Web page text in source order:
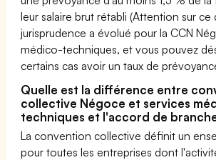
leur salaire brut rétabli (Attention sur ce
jurisprudence a évolué pour la CCN
médico-techniques, et vous pouvez
certains cas avoir un taux de
Quelle est la différence entre
collective Négoce et services
techniques et l'accord de
La convention collective définit un
pour toutes les entreprises dont